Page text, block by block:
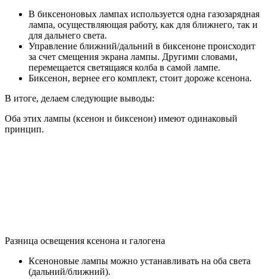
В биксеноновых лампах используется одна газозарядная
лампа, осуществляющая работу, как для ближнего, так и
для дальнего света.
Управление ближний/дальний в биксеноне происходит
за счет смещения экрана лампы. Другими словами,
перемещается светящаяся колба в самой лампе.
Биксенон, вернее его комплект, стоит дороже ксенона.
В итоге, делаем следующие выводы:
Оба этих лампы (ксенон и биксенон) имеют одинаковый
принцип.
Разница освещения ксенона и галогена
Ксеноновые лампы можно устанавливать на оба света
(дальний/ближний).